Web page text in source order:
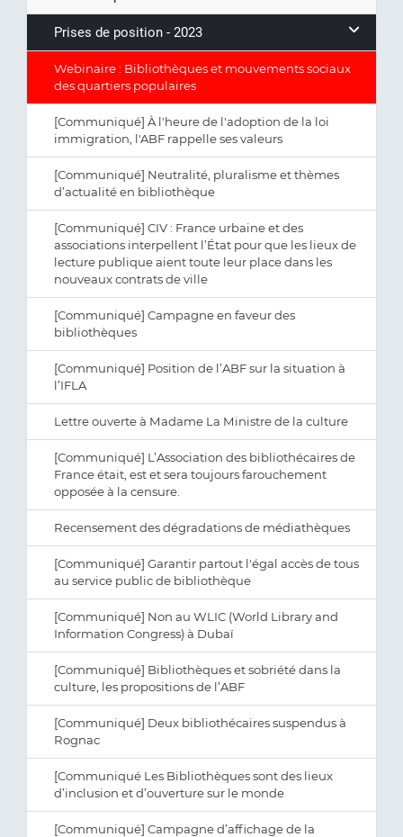
Prises de position - 2023
Webinaire : Bibliothèques et mouvements sociaux
des quartiers populaires
[Communiqué] À l'heure de l'adoption de la loi
immigration, l'ABF rappelle ses valeurs
[Communiqué] Neutralité, pluralisme et thèmes
d’actualité en bibliothèque
[Communiqué] CIV : France urbaine et des
associations interpellent l’État pour que les lieux de
lecture publique aient toute leur place dans les
nouveaux contrats de ville
[Communiqué] Campagne en faveur des
bibliothèques
[Communiqué] Position de l’ABF sur la situation à
l’IFLA
Lettre ouverte à Madame La Ministre de la culture
[Communiqué] L’Association des bibliothécaires de
France était, est et sera toujours farouchement
opposée à la censure.
Recensement des dégradations de médiathèques
[Communiqué] Garantir partout l'égal accès de tous
au service public de bibliothèque
[Communiqué] Non au WLIC (World Library and
Information Congress) à Dubaï
[Communiqué] Bibliothèques et sobriété dans la
culture, les propositions de l’ABF
[Communiqué] Deux bibliothécaires suspendus à
Rognac
[Communiqué Les Bibliothèques sont des lieux
d’inclusion et d’ouverture sur le monde
[Communiqué] Campagne d’affichage de la